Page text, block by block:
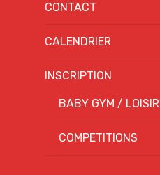
CONTACT
CALENDRIER
INSCRIPTION
BABY GYM / LOISIR
COMPETITIONS